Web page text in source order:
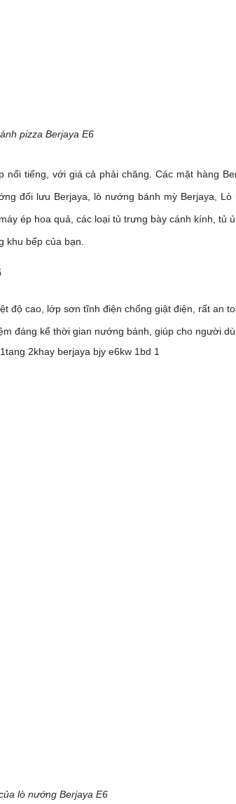
pizza Berjaya E6
tiếng, với giá cả phải chăng. Các mặt hàng
đối lưu Berjaya, lò nướng bánh mỳ Berjaya, Lò
ép hoa quả, các loại tủ trưng bày cánh kính, tủ
khu bếp của bạn.
độ cao, lớp sơn tĩnh điện chống giật điện, rất an
đáng kể thời gian nướng bánh, giúp cho người
lò nướng Berjaya E6